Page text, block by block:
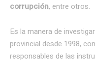
corrupción, entre otros.
Es la manera de
provincial desde 1998,
responsables de las